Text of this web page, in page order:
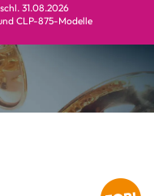
31.08.2026
CLP-875-Modelle